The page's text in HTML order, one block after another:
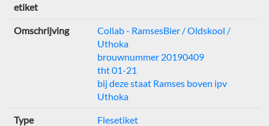
etiket
Omschrijving
Collab - RamsesBier / Oldskool /
Uthoka
brouwnummer 20190409
tht 01-21
bij deze staat Ramses boven ipv
Uthoka
Type Flesetiket